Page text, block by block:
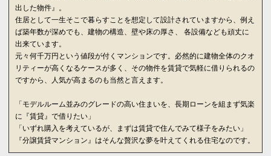
出した物件』。
住居として一生そこで暮らすことを想定して設計されていますから、例え
ば築年数が深めでも、建物の構造、壁や床の厚さ、 各設備なども頑丈に
出来ています。
元々何千万円という値段が付くマンションです。必然的に建物全体のクオ
リティーが高くなるケースが多く、その物件を賃貸で気軽に借りられるの
ですから、人気が高まるのも当然と言えます。
「モデルルーム並みのグレードの高い住まいを、長期ローンを組まず気楽
に『賃貸』で借りたい」
「いずれ購入を考えているが、まずは賃貸で住んでみて様子をみたい」
『分譲賃貸マンション』はそんな贅沢な夢を叶えてくれる住宅なのです。